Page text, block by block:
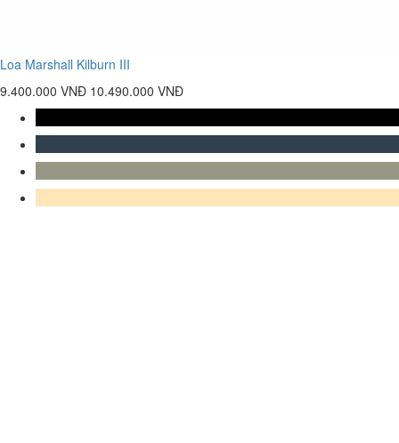
Loa Marshall Kilburn III
9.400.000 VNĐ 10.490.000 VNĐ